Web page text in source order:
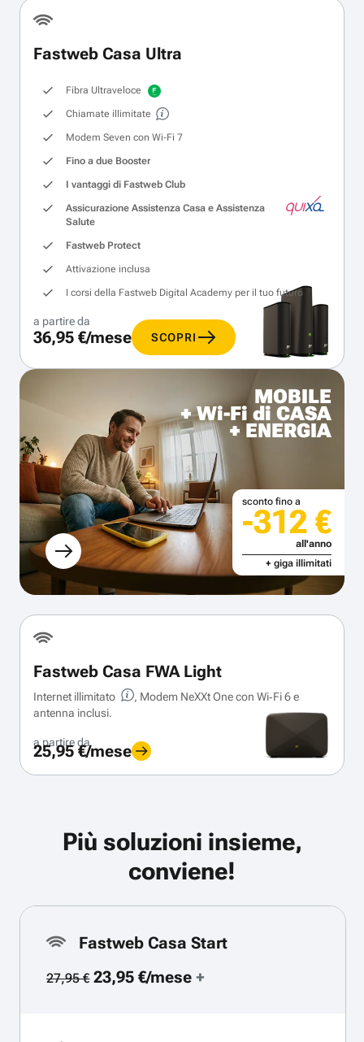
Fastweb Casa Ultra
Fibra Ultraveloce
Chiamate illimitate
Modem Seven con Wi‑Fi 7
Fino a due Booster
I vantaggi di Fastweb Club
Assicurazione Assistenza Casa e Assistenza
Salute
Fastweb Protect
Attivazione inclusa
I corsi della Fastweb Digital Academy per il tuo futuro
a partire da
36,95 €/mese SCOPRI
MOBILE
+ Wi-Fi di CASA
+ ENERGIA
sconto fino a
-312 €
all'anno
+ giga illimitati
Fastweb Casa FWA Light
Internet illimitato
, Modem NeXXt One con Wi‑Fi 6 e
antenna inclusi.
a partire da
25,95 €/mese
Più soluzioni insieme,
conviene!
Fastweb Casa Start
27,95 €23,95 €/mese+